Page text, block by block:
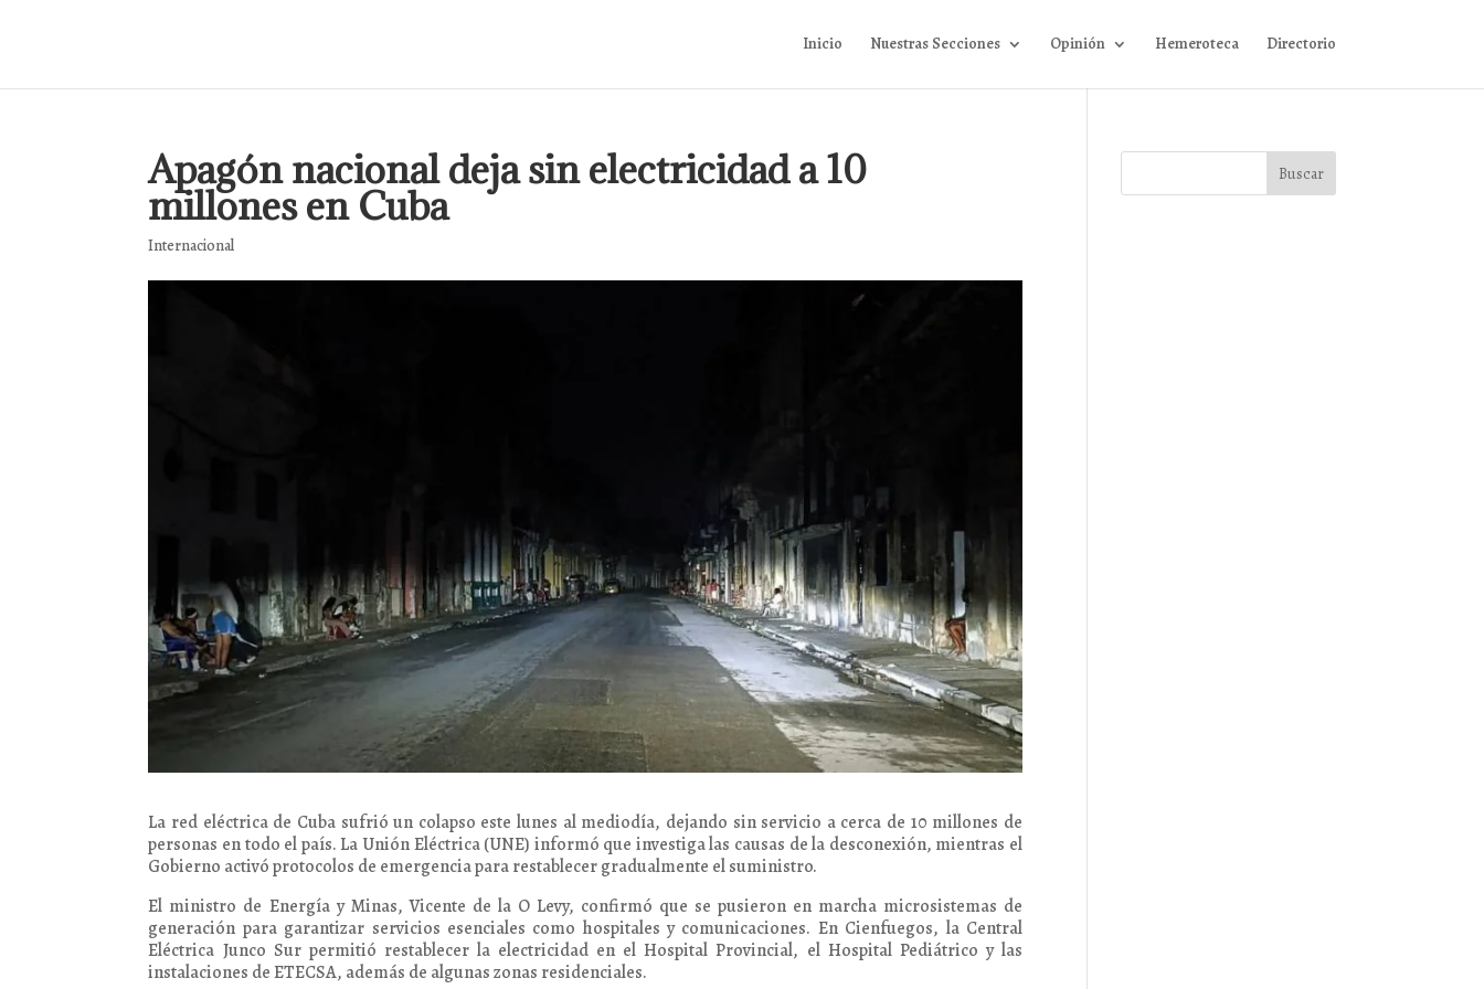
Inicio Nuestras Secciones Opinión Hemeroteca Directorio
Apagón nacional deja sin electricidad a 10
millones en Cuba
Internacional
La red eléctrica de Cuba sufrió un colapso este lunes al mediodía, dejando sin servicio a cerca de 10 millones de
personas en todo el país. La Unión Eléctrica (UNE) informó que investiga las causas de la desconexión, mientras el
Gobierno activó protocolos de emergencia para restablecer gradualmente el suministro.
El ministro de Energía y Minas, Vicente de la O Levy, confirmó que se pusieron en marcha microsistemas de
generación para garantizar servicios esenciales como hospitales y comunicaciones. En Cienfuegos, la Central
Eléctrica Junco Sur permitió restablecer la electricidad en el Hospital Provincial, el Hospital Pediátrico y las
instalaciones de ETECSA, además de algunas zonas residenciales.